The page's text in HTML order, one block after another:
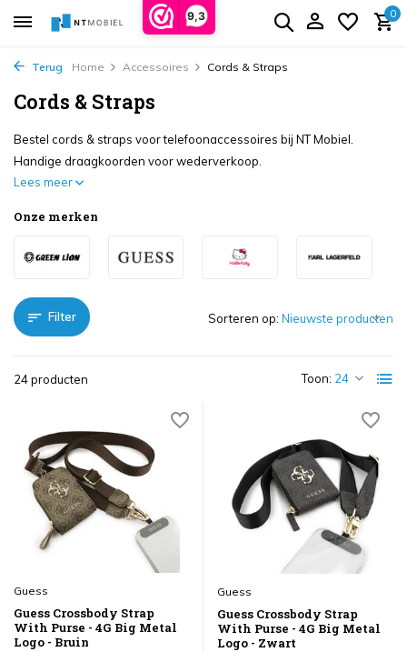
9,3 0
Terug Home Accessoires Cords & Straps
Cords & Straps
Bestel cords & straps voor telefoonaccessoires bij NT Mobiel.
Handige draagkoorden voor wederverkoop.
Lees meer
Onze merken
Filter
24 producten Toon:
Sorteren op:
Guess
Guess Crossbody Strap
With Purse - 4G Big Metal
Logo - Bruin
Guess
Guess Crossbody Strap
With Purse - 4G Big Metal
Logo - Zwart